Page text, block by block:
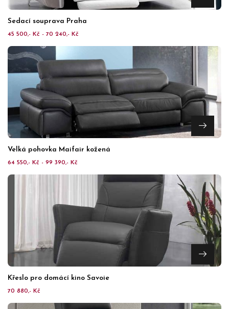
Sedací souprava Praha
45 500,- Kč - 70 240,- Kč
Velká pohovka Maifair kožená
64 550,- Kč - 99 390,- Kč
Křeslo pro domácí kino Savoie
70 880,- Kč